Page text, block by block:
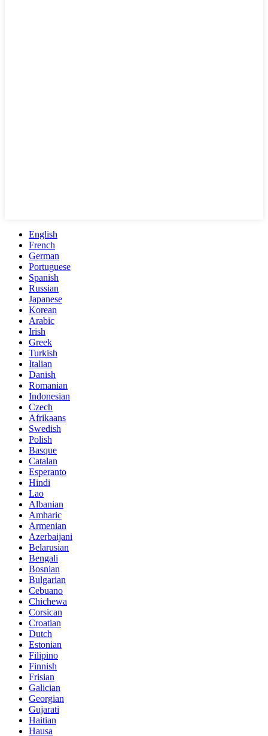
English
French
German
Portuguese
Spanish
Russian
Japanese
Korean
Arabic
Irish
Greek
Turkish
Italian
Danish
Romanian
Indonesian
Czech
Afrikaans
Swedish
Polish
Basque
Catalan
Esperanto
Hindi
Lao
Albanian
Amharic
Armenian
Azerbaijani
Belarusian
Bengali
Bosnian
Bulgarian
Cebuano
Chichewa
Corsican
Croatian
Dutch
Estonian
Filipino
Finnish
Frisian
Galician
Georgian
Gujarati
Haitian
Hausa